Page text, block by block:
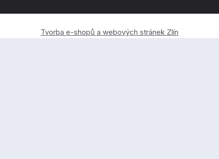
Tvorba e-shopů a webových stránek Zlín